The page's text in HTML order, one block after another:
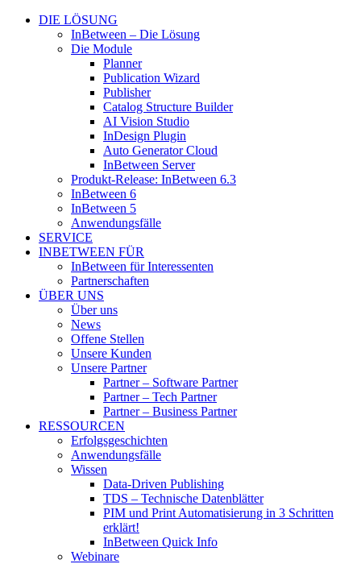
DIE LÖSUNG
InBetween – Die Lösung
Die Module
Planner
Publication Wizard
Publisher
Catalog Structure Builder
AI Vision Studio
InDesign Plugin
Auto Generator Cloud
InBetween Server
Produkt-Release: InBetween 6.3
InBetween 6
InBetween 5
Anwendungsfälle
SERVICE
INBETWEEN FÜR
InBetween für Interessenten
Partnerschaften
ÜBER UNS
Über uns
News
Offene Stellen
Unsere Kunden
Unsere Partner
Partner – Software Partner
Partner – Tech Partner
Partner – Business Partner
RESSOURCEN
Erfolgsgeschichten
Anwendungsfälle
Wissen
Data-Driven Publishing
TDS – Technische Datenblätter
PIM und Print Automatisierung in 3 Schritten
erklärt!
InBetween Quick Info
Webinare